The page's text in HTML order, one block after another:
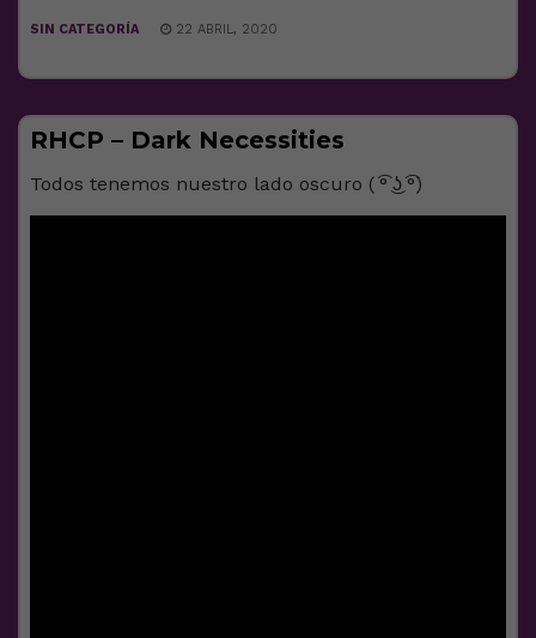
SIN CATEGORÍA 22 ABRIL, 2020
RHCP – Dark Necessities
Todos tenemos nuestro lado oscuro ( ͡° ͜ʖ ͡°)